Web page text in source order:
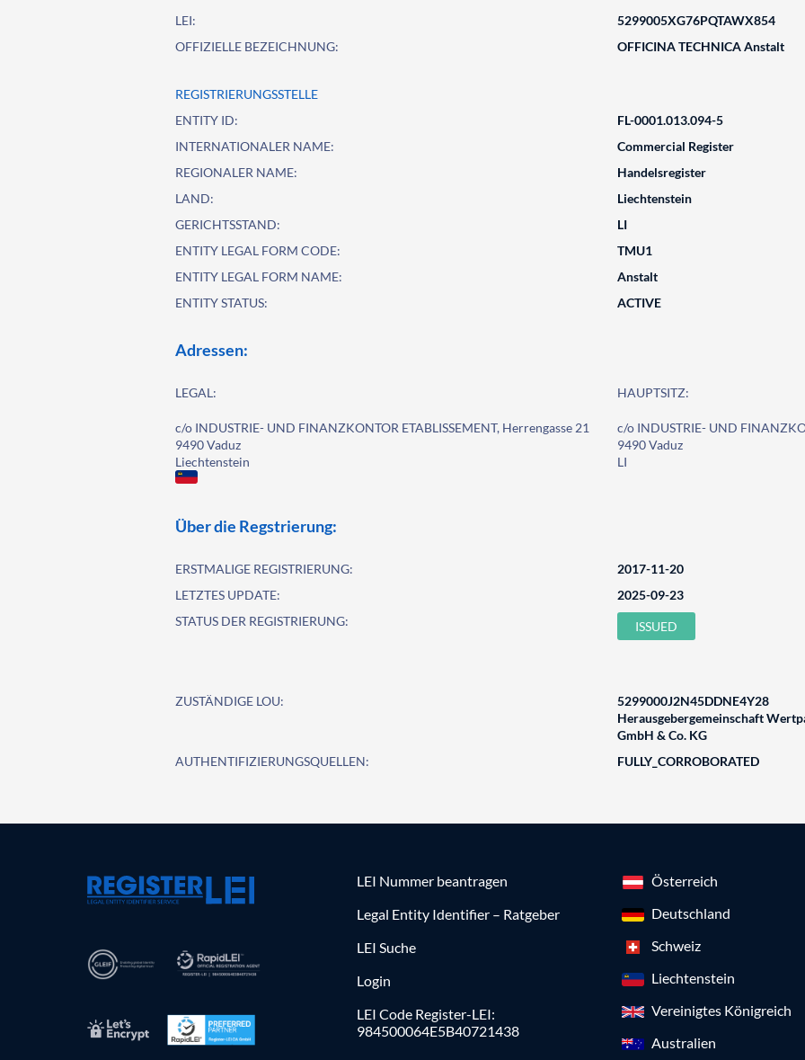
LEI:
5299005XG76PQTAWX854
OFFIZIELLE BEZEICHNUNG:
OFFICINA TECHNICA Anstalt
REGISTRIERUNGSSTELLE
ENTITY ID:
FL-0001.013.094-5
INTERNATIONALER NAME:
Commercial Register
REGIONALER NAME:
Handelsregister
LAND:
Liechtenstein
GERICHTSSTAND:
LI
ENTITY LEGAL FORM CODE:
TMU1
ENTITY LEGAL FORM NAME:
Anstalt
ENTITY STATUS:
ACTIVE
Adressen:
LEGAL:
c/o INDUSTRIE- UND FINANZKONTOR ETABLISSEMENT, Herrengasse 21
9490 Vaduz
Liechtenstein
HAUPTSITZ:
c/o INDUSTRIE- UND
9490 Vaduz
LI
Über die Regstrierung:
ERSTMALIGE REGISTRIERUNG:
2017-11-20
LETZTES UPDATE:
2025-09-23
STATUS DER REGISTRIERUNG:
ISSUED
ZUSTÄNDIGE LOU:
5299000J2N45DDNE4Y28
Herausgebergemeinschaft
GmbH & Co. KG
AUTHENTIFIZIERUNGSQUELLEN:
FULLY_CORROBORATED
LEI Nummer beantragen
Legal Entity Identifier – Ratgeber
LEI Suche
Login
LEI Code Register-LEI:
984500064E5B40721438
Österreich
Deutschland
Schweiz
Liechtenstein
Vereinigtes Königreich
Australien